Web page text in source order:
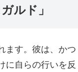
ルド」
ます。彼は、かつ
に自らの行いを反